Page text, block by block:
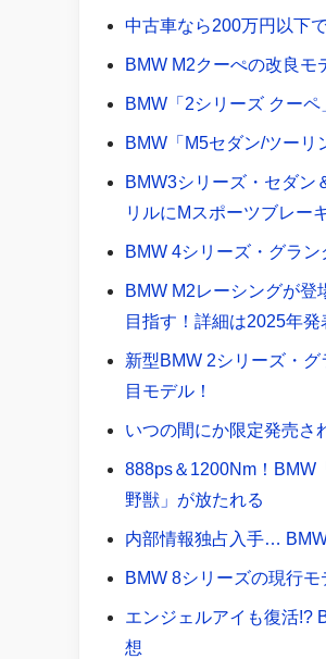
中古車なら200万円以下
BMW M2クーぺの改良
BMW「2シリーズ クー
BMW「M5セダン/ツーリ
BMW3シリーズ・セダン
リルにMスポーツブレー
BMW 4シリーズ・グラ
BMW M2レーシングが
目指す！詳細は2025年発
新型BMW 2シリーズ・
目モデル！
いつの間にか限定発売さ
888ps＆1200Nm！BMW
野獣」が放たれる
内部情報独占入手…
BMW 8シリーズの現行
エンジェルアイも復活!?
想